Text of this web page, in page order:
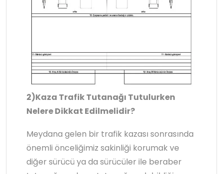
2)Kaza Trafik Tutanağı Tutulurken
Nelere Dikkat Edilmelidir?
Meydana gelen bir trafik kazası sonrasında
önemli önceliğimiz sakinliği korumak ve
diğer sürücü ya da sürücüler ile beraber